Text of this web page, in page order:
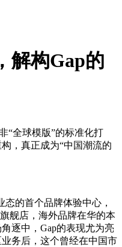
解构Gap的
“全球模版”的标准化打
，真正成为“中国潮流的
的首个品牌体验中心，
舰店，海外品牌在华的本
逐中，Gap的表现尤为亮
务后，这个曾经在中国市